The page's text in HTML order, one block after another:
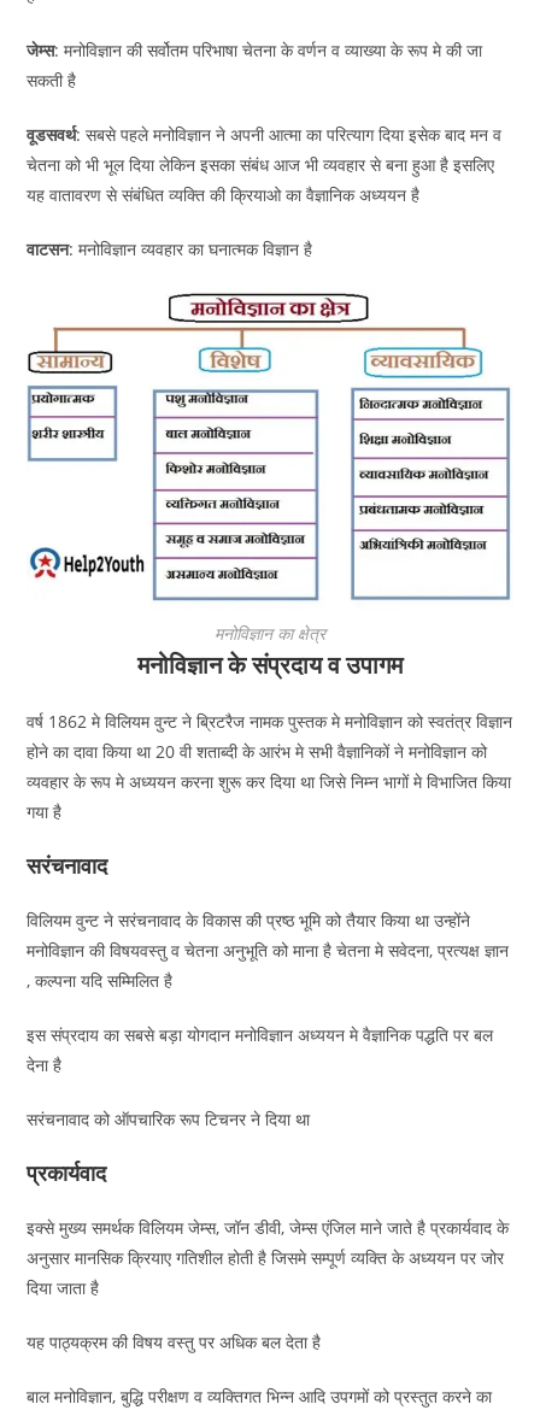
जेम्स: मनोविज्ञान की सर्वोतम परिभाषा चेतना के वर्णन व व्याख्या के रूप मे की जा
सकती है
वूडसवर्थ: सबसे पहले मनोविज्ञान ने अपनी आत्मा का परित्याग दिया इसेक बाद मन व
चेतना को भी भूल दिया लेकिन इसका संबंध आज भी व्यवहार से बना हुआ है इसलिए
यह वातावरण से संबंधित व्यक्ति की क्रियाओ का वैज्ञानिक अध्ययन है
वाटसन: मनोविज्ञान व्यवहार का घनात्मक विज्ञान है
मनोविज्ञान का क्षेत्र
मनोविज्ञान के संप्रदाय व उपागम
वर्ष 1862 मे विलियम वुन्ट ने ब्रिटरैज नामक पुस्तक मे मनोविज्ञान को स्वतंत्र विज्ञान
होने का दावा किया था 20 वी शताब्दी के आरंभ मे सभी वैज्ञानिकों ने मनोविज्ञान को
व्यवहार के रूप मे अध्ययन करना शुरू कर दिया था जिसे निम्न भागों मे विभाजित किया
गया है
सरंचनावाद
विलियम वुन्ट ने सरंचनावाद के विकास की प्रष्ठ भूमि को तैयार किया था उन्होंने
मनोविज्ञान की विषयवस्तु व चेतना अनुभूति को माना है चेतना मे सवेदना, प्रत्यक्ष ज्ञान
, कल्पना यदि सम्मिलित है
इस संप्रदाय का सबसे बड़ा योगदान मनोविज्ञान अध्ययन मे वैज्ञानिक पद्धति पर बल
देना है
सरंचनावाद को ऑपचारिक रूप टिचनर ने दिया था
प्रकार्यवाद
इक्से मुख्य समर्थक विलियम जेम्स, जॉन डीवी, जेम्स एंजिल माने जाते है प्रकार्यवाद के
अनुसार मानसिक क्रियाए गतिशील होती है जिसमे सम्पूर्ण व्यक्ति के अध्ययन पर जोर
दिया जाता है
यह पाठ्यक्रम की विषय वस्तु पर अधिक बल देता है
बाल मनोविज्ञान, बुद्धि परीक्षण व व्यक्तिगत भिन्न आदि उपगमों को प्रस्तुत करने का